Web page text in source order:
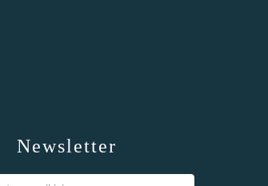
Newsletter